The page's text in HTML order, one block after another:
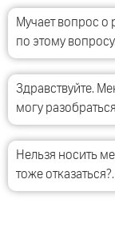
Мучает вопрос о
по этому
Здравствуйте.
могу
Нельзя носить
тоже